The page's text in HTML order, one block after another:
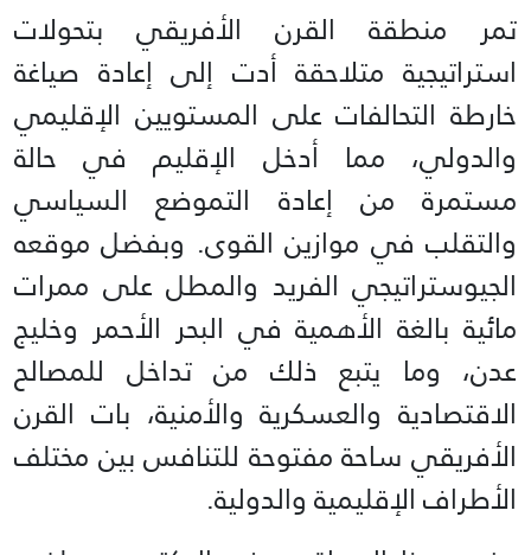
تمر منطقة القرن الأفريقي بتحولات
استراتيجية متلاحقة أدت إلى إعادة صياغة
خارطة التحالفات على المستويين الإقليمي
والدولي، مما أدخل الإقليم في حالة
مستمرة من إعادة التموضع السياسي
والتقلب في موازين القوى. وبفضل موقعه
الجيوستراتيجي الفريد والمطل على ممرات
مائية بالغة الأهمية في البحر الأحمر وخليج
عدن، وما يتبع ذلك من تداخل للمصالح
الاقتصادية والعسكرية والأمنية، بات القرن
الأفريقي ساحة مفتوحة للتنافس بين مختلف
الأطراف الإقليمية والدولية.